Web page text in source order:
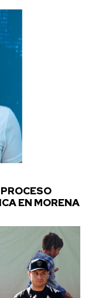
EN MORENA